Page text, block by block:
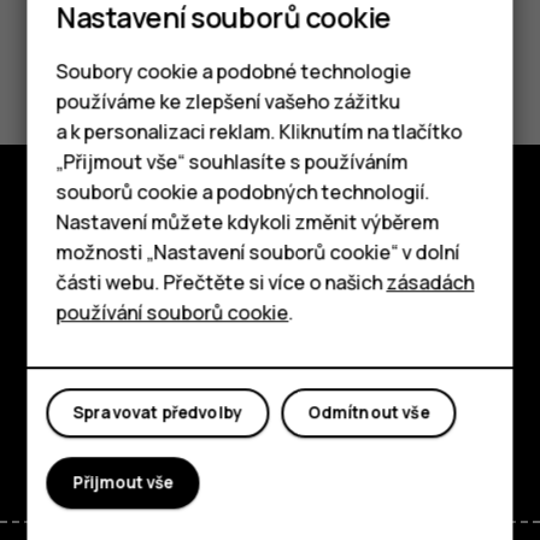
Chytré telefony
Tlačítkové telefony
Tablety
Pomohlo vám to?
Ano Ne
Prozkoumat
O nás
Planet and people
Podpora
FacebookInstagram
TiktokYoutubeLinkedinDiscord
Nastavení souborů cookie
Soubory cookie a podobné technologie
používáme ke zlepšení vašeho zážitku
a k personalizaci reklam. Kliknutím na tlačítko
„Přijmout vše“ souhlasíte s používáním
souborů cookie a podobných technologií.
Nastavení můžete kdykoli změnit výběrem
možnosti „Nastavení souborů cookie“ v dolní
části webu. Přečtěte si více o našichzásadách
používání souborů cookie.
Odmítnout vše
Spravovat předvolby
Přijmout vše